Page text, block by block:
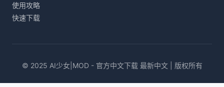
使用攻略
快速下载
© 2025 AI少女|MOD - 官方中文下载 最新中文 | 版权所有